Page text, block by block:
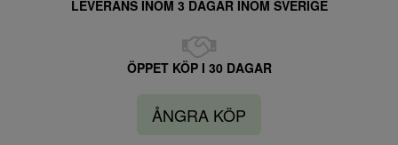
LEVERANS INOM 3 DAGAR INOM SVERIGE
ÖPPET KÖP I 30 DAGAR
ÅNGRA KÖP